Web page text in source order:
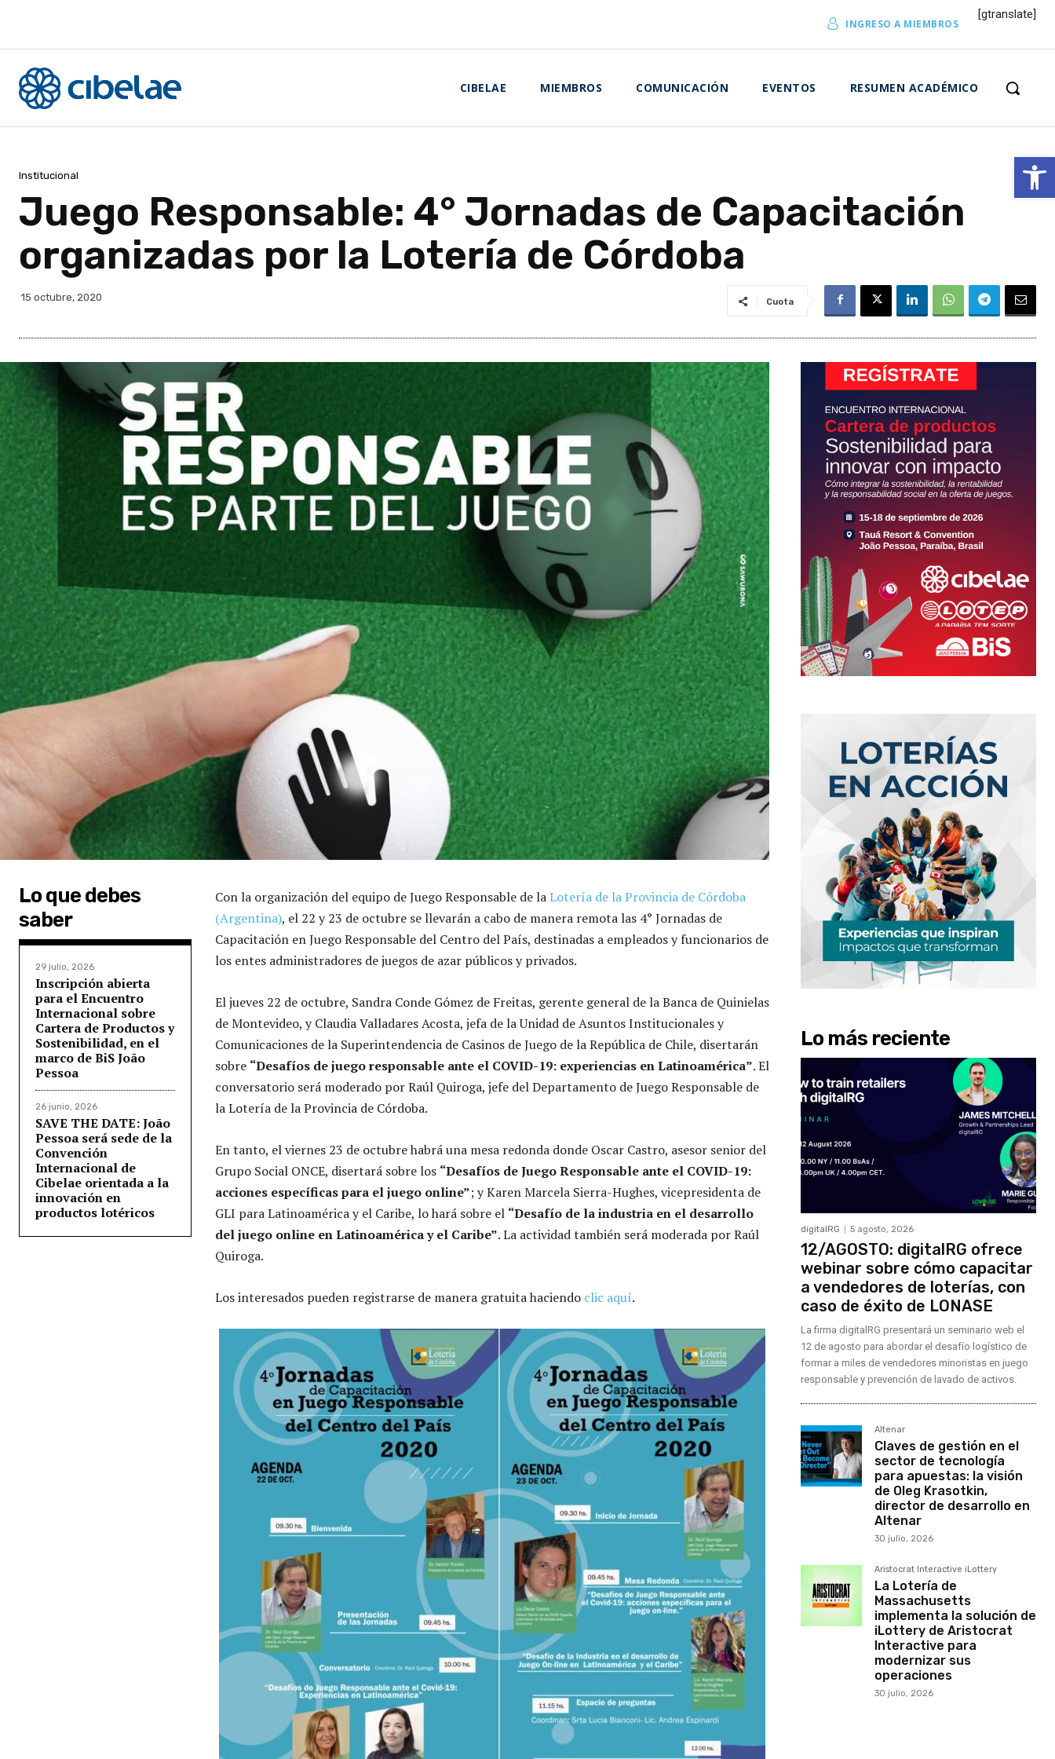
Abrir
INGRESO A MIEMBROS
[gtranslate]
CIBELAE MIEMBROS COMUNICACIÓN EVENTOS RESUMEN ACADÉMICO
Institucional
Juego Responsable: 4° Jornadas de Capacitación
organizadas por la Lotería de Córdoba
15 octubre, 2020 Cuota
Lo que debes
saber
29 julio, 2026
Inscripción abierta
para el Encuentro
Internacional sobre
Cartera de Productos y
Sostenibilidad, en el
marco de BiS João
Pessoa
26 junio, 2026
SAVE THE DATE: João
Pessoa será sede de la
Convención
Internacional de
Cibelae orientada a la
innovación en
productos lotéricos
Con la organización del equipo de Juego Responsable de laLotería de la Provincia de Córdoba
(Argentina), el 22 y 23 de octubre se llevarán a cabo de manera remota las 4° Jornadas de
Capacitación en Juego Responsable del Centro del País, destinadas a empleados y funcionarios de
los entes administradores de juegos de azar públicos y privados.
El jueves 22 de octubre, Sandra Conde Gómez de Freitas, gerente general de la Banca de Quinielas
de Montevideo, y Claudia Valladares Acosta, jefa de la Unidad de Asuntos Institucionales y
Comunicaciones de la Superintendencia de Casinos de Juego de la República de Chile, disertarán
sobre “Desafíos de juego responsable ante el COVID-19: experiencias en Latinoamérica”. El
conversatorio será moderado por Raúl Quiroga, jefe del Departamento de Juego Responsable de
la Lotería de la Provincia de Córdoba.
En tanto, el viernes 23 de octubre habrá una mesa redonda donde Oscar Castro, asesor senior del
Grupo Social ONCE, disertará sobre los “Desafíos de Juego Responsable ante el COVID-19:
acciones específicas para el juego online”; y Karen Marcela Sierra-Hughes, vicepresidenta de
GLI para Latinoamérica y el Caribe, lo hará sobre el “Desafío de la industria en el desarrollo
del juego online en Latinoamérica y el Caribe”. La actividad también será moderada por Raúl
Quiroga.
Los interesados pueden registrarse de manera gratuita haciendo clic aquí.
Lo más reciente
digitalRG 5 agosto, 2026
12/AGOSTO: digitalRG ofrece
webinar sobre cómo capacitar
a vendedores de loterías, con
caso de éxito de LONASE
La firma digitalRG presentará un seminario web el
12 de agosto para abordar el desafío logístico de
formar a miles de vendedores minoristas en juego
responsable y prevención de lavado de activos.
Altenar
Claves de gestión en el
sector de tecnología
para apuestas: la visión
de Oleg Krasotkin,
director de desarrollo en
Altenar
30 julio, 2026
Aristocrat Interactive iLottery
La Lotería de
Massachusetts
implementa la solución de
iLottery de Aristocrat
Interactive para
modernizar sus
operaciones
30 julio, 2026